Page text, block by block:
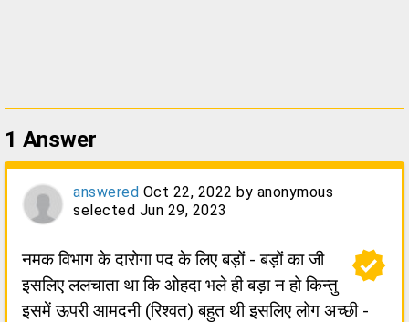
1 Answer
answered Oct 22, 2022 by anonymous
selected Jun 29, 2023
verified
नमक विभाग के दारोगा पद के लिए बड़ों - बड़ों का जी
इसलिए ललचाता था कि ओहदा भले ही बड़ा न हो किन्तु
इसमें ऊपरी आमदनी (रिश्वत) बहुत थी इसलिए लोग अच्छी -